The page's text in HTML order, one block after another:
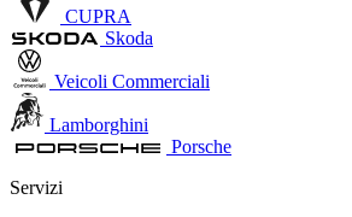
CUPRA
Skoda
Veicoli Commerciali
Lamborghini
Porsche
Servizi